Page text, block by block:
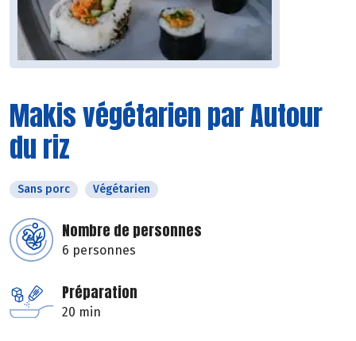
Makis végétarien par Autour
du riz
Sans porc Végétarien
Nombre de personnes
6 personnes
Préparation
20 min